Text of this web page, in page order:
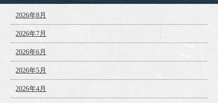
2026年8月
2026年7月
2026年6月
2026年5月
2026年4月